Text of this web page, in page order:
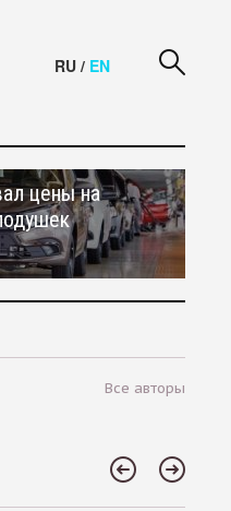
RU / EN
цены на
Все авторы